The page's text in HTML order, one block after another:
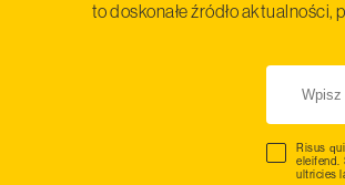
to doskonałe źródło
Risus
eleifend.
ultricies